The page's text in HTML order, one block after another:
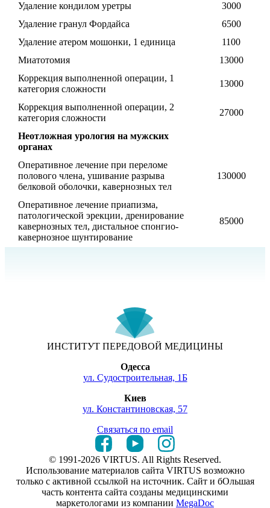
Удаление кондилом уретры
3000
Удаление гранул Фордайса
6500
Удаление атером мошонки, 1 единица
1100
Миатотомия
13000
Коррекция выполненной операции, 1
категория сложности
13000
Коррекция выполненной операции, 2
категория сложности
27000
Неотложная урология на мужских
органах
Оперативное лечение при переломе
полового члена, ушивание разрыва
белковой оболочки, кавернозных тел
130000
Оперативное лечение приапизма,
патологической эрекции, дренирование
кавернозных тел, дистальное спонгио-
кавернозное шунтирование
85000
ИНСТИТУТ ПЕРЕДОВОЙ МЕДИЦИНЫ
Одесса
ул. Судостроительная, 1Б
Киев
ул. Константиновская, 57
Связаться по email
© 1991-2026 VIRTUS. All Rights Reserved.
Использование материалов сайта VIRTUS возможно
только с активной ссылкой на источник. Сайт и бОльшая
часть контента сайта созданы медицинскими
маркетологами из компании MegaDoc